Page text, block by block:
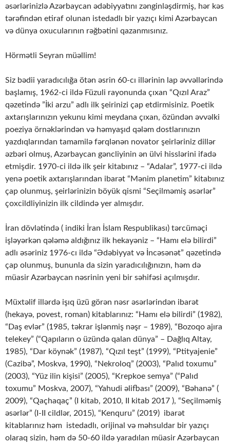
əsərlərinizlə Azərbaycan ədəbiyyatını zənginləşdirmiş, hər kəs
tərəfindən etiraf olunan istedadlı bir yazıçı kimi Azərbaycan
və dünya oxucularının rəğbətini qazanmısınız.
Hörmətli Seyran müəllim!
Siz bədii yaradıcılığa ötən əsrin 60-cı illərinin lap əvvəllərində
başlamış, 1962-ci ildə Füzuli rayonunda çıxan “Qızıl Araz”
qəzetində ”İki arzu” adlı ilk şeirinizi çap etdirmisiniz. Poetik
axtarışlarınızın yekunu kimi meydana çıxan, özündən əvvəlki
poeziya örnəklərindən və həmyaşıd qələm dostlarınızın
yazdıqlarından tamamilə fərqlənən novator şeirləriniz dillər
əzbəri olmuş, Azərbaycan gəncliyinin ən ülvi hisslərini ifadə
etmişdir. 1970-ci ildə ilk şeir kitabınız – “Adalar”, 1977-ci ildə
yenə poetik axtarışlarından ibarət “Mənim planetim” kitabınız
çap olunmuş, şeirlərinizin böyük qismi “Seçilməmiş əsərlər”
çoxcildliyinizin ilk cildində yer almışdır.
İran dövlətində ( indiki İran İslam Respublikası) tərcüməçi
işləyərkən qələmə aldığınız ilk hekayəniz – “Hamı elə bilirdi”
adlı əsəriniz 1976-cı ildə “Ədəbiyyat və İncəsənət” qəzetində
çap olunmuş, bununla da sizin yaradıcılığınızın, həm də
müasir Azərbaycan nəsrinin yeni bir səhifəsi açılmışdır.
Müxtəlif illərdə işıq üzü görən nəsr əsərlərindən ibarət
(hekayə, povest, roman) kitablarınız: “Hamı elə bilirdi” (1982),
“Daş evlər” (1985, təkrar işlənmiş nəşr – 1989), “Bozoqo ajıra
telekey” (“Qapıların o üzündə qalan dünya” – Dağlıq Altay,
1985), “Dar köynək” (1987), “Qızıl teşt” (1999), “Ptityajenie”
(Cazibə”, Moskva, 1990), “Nekroloq” (2003), “Palıd toxumu”
(2003), “Yüz ilin kişisi” (2005), “Krepkoe semya” (“Palıd
toxumu” Moskva, 2007), “Yahudi əlifbası” (2009), “Bəhanə” (
2009), “Qaçhaqaç” (I kitab, 2010, II kitab 2017 ), “Seçilməmiş
əsərlər” (I-II cildlər, 2015), “Kenquru” (2019) ibarət
kitablarınız həm istedadlı, orijinal və məhsuldar bir yazıçı
olaraq sizin, həm də 50-60 ildə yaradılan müasir Azərbaycan